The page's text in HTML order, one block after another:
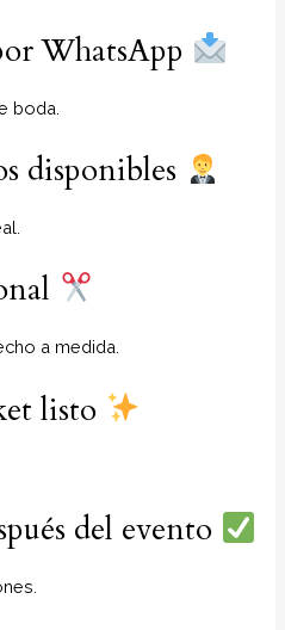
WhatsApp
boda.
disponibles
a medida.
listo
del evento